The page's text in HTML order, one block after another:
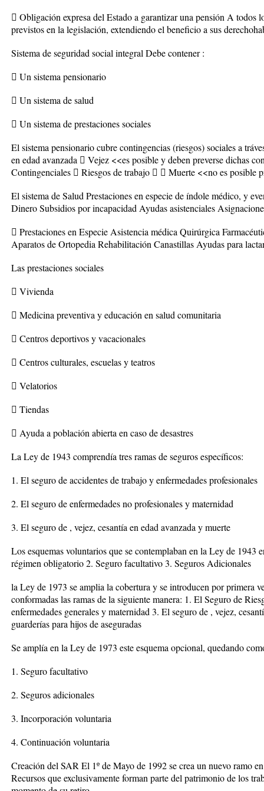
 Obligación expresa del Estado a garantizar una pensión A todos
previstos en la legislación, extendiendo el beneficio a sus
Sistema de seguridad social integral Debe contener :
 Un sistema pensionario
 Un sistema de salud
 Un sistema de prestaciones sociales
El sistema pensionario cubre contingencias (riesgos) sociales a
en edad avanzada  Vejez <<es posible y deben preverse dichas
Contingenciales  Riesgos de trabajo   Muerte <<no es posible
El sistema de Salud Prestaciones en especie de índole médico, y
Dinero Subsidios por incapacidad Ayudas asistenciales
 Prestaciones en Especie Asistencia médica Quirúrgica
Aparatos de Ortopedia Rehabilitación Canastillas Ayudas para
Las prestaciones sociales
 Vivienda
 Medicina preventiva y educación en salud comunitaria
 Centros deportivos y vacacionales
 Centros culturales, escuelas y teatros
 Velatorios
 Tiendas
 Ayuda a población abierta en caso de desastres
La Ley de 1943 comprendía tres ramas de seguros específicos:
1. El seguro de accidentes de trabajo y enfermedades profesionales
2. El seguro de enfermedades no profesionales y maternidad
3. El seguro de , vejez, cesantía en edad avanzada y muerte
Los esquemas voluntarios que se contemplaban en la Ley de 1943
régimen obligatorio 2. Seguro facultativo 3. Seguros Adicionales
la Ley de 1973 se amplia la cobertura y se introducen por primera
conformadas las ramas de la siguiente manera: 1. El Seguro de
enfermedades generales y maternidad 3. El seguro de , vejez,
guarderías para hijos de aseguradas
Se amplía en la Ley de 1973 este esquema opcional, quedando
1. Seguro facultativo
2. Seguros adicionales
3. Incorporación voluntaria
4. Continuación voluntaria
Creación del SAR El 1º de Mayo de 1992 se crea un nuevo ramo
Recursos que exclusivamente forman parte del patrimonio de los